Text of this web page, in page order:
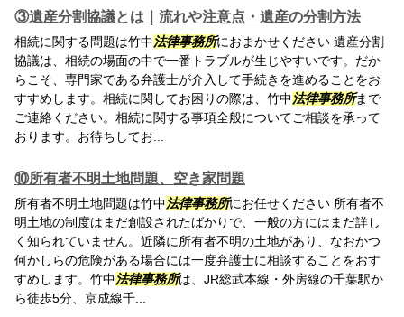
③遺産分割協議とは｜流れや注意点・遺産の分割方法
相続に関する問題は竹中法律事務所におまかせください 遺産分割
協議は、相続の場面の中で一番トラブルが生じやすいです。だか
らこそ、専門家である弁護士が介入して手続きを進めることをお
すすめします。相続に関してお困りの際は、竹中法律事務所まで
ご連絡ください。相続に関する事項全般についてご相談を承って
おります。お待ちしてお...
⑩所有者不明土地問題、空き家問題
所有者不明土地問題は竹中法律事務所にお任せください 所有者不
明土地の制度はまだ創設されたばかりで、一般の方にはまだ詳し
く知られていません。近隣に所有者不明の土地があり、なおかつ
何かしらの危険がある場合には一度弁護士に相談することをおす
すめします。竹中法律事務所は、JR総武本線・外房線の千葉駅か
ら徒歩5分、京成線千...